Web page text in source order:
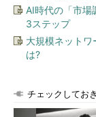
AI時代の「市場
3ステップ
大規模ネットワ
は?
チェックしてお